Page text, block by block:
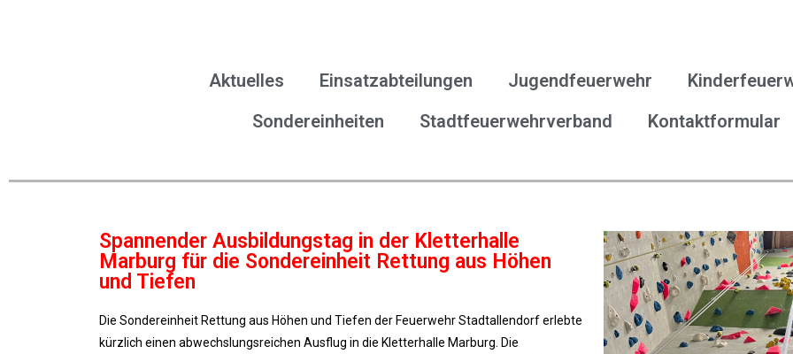
Aktuelles Einsatzabteilungen Jugendfeuerwehr
Sondereinheiten
Stadtfeuerwehrverband Kontaktformular
Spannender Ausbildungstag in der Kletterhalle
Marburg für die Sondereinheit Rettung aus Höhen
und Tiefen
Die Sondereinheit Rettung aus Höhen und Tiefen der Feuerwehr Stadtallendorf erlebte
kürzlich einen abwechslungsreichen Ausflug in die Kletterhalle Marburg. Die